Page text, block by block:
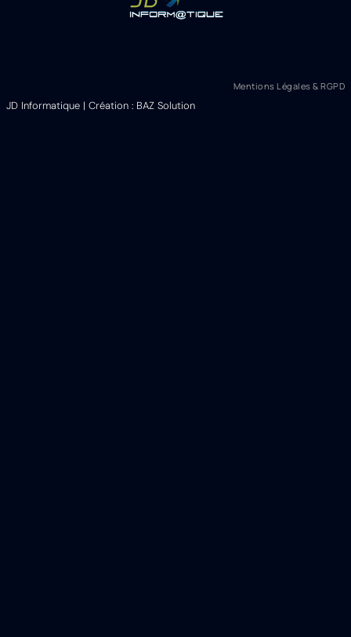
Mentions Légales & RGPD
JD Informatique | Création : BAZ Solution